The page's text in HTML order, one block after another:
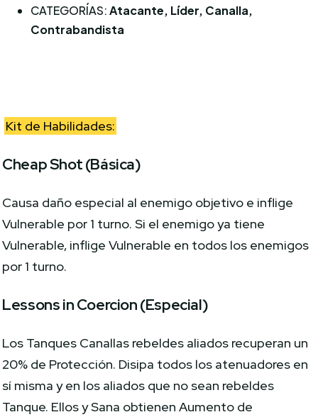
CATEGORÍAS:Atacante, Líder, Canalla,
Contrabandista
Kit de Habilidades:
Cheap Shot (Básica)
Causa daño especial al enemigo objetivo e inflige
Vulnerable por 1 turno. Si el enemigo ya tiene
Vulnerable, inflige Vulnerable en todos los enemigos
por 1 turno.
Lessons in Coercion (Especial)
Los Tanques Canallas rebeldes aliados recuperan un
20% de Protección. Disipa todos los atenuadores en
sí misma y en los aliados que no sean rebeldes
Tanque. Ellos y Sana obtienen Aumento de